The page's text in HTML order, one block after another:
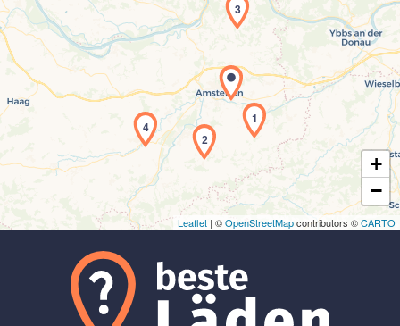
Laden der Karte...
1
2
3
4
+
−
Leaflet | ©OpenStreetMapcontributors ©CARTO